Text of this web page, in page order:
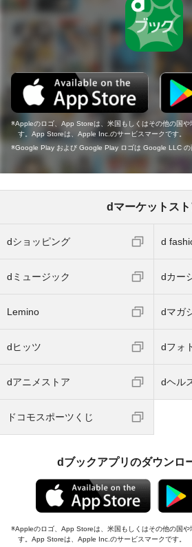
Appleのロゴ、App Storeは、米国もしくはその他の国
す。App Storeは、Apple Inc.のサービスマークです。
Google Play および Google Play ロゴは Google LLC の
dマーケットス
dショッピング d
dミュージック dカー
Lemino dマガ
dヒッツ dフォ
dアニメストア dヘル
ドコモスポーツくじ
dブックアプリのダウンロ
Appleのロゴ、App Storeは、米国もしくはその他の国
す。App Storeは、Apple Inc.のサービスマークです。